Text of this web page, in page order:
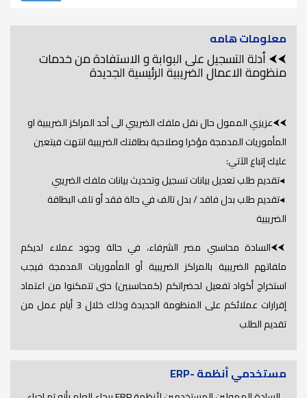
معلومات هامه
⮜⮜ أدلة التسجيل على البوابة و الاستفادة من خدمات
منظومة الاعمال الضريبية الرئيسية الجديدة
⮜⮜عزيزي الممول حال نقل ملفك الضريبي الى أحد المراكز الضريبية او
المأموريات المدمجة مؤخرا وصلاحية بطاقتك الضريبية انتهت فيتعين
عليك إتباع الآتي:
◂تقديم طلب تعديل بيانات تسجيل وتحديث بيانات ملفك الضريبي
◂تقديم طلب بدل فاقد / بدل تالف في حالة فقد أو تلف البطاقة
الضريبية
⮜⮜السادة محاسبي مصر الشرفاء، في حالة وجود عملاء لديكم
ملفاتهم الضريبية بالمراكز الضريبية أو المأموريات المدمجة فيجب
استخراج أكواد تفعيل لحضراتكم (كمحاسبين) حتى تتمكنوا من اعتماد
إقرارات عملائكم على المنظومة الجديدة وذلك خلال 3 أيام عمل من
تقديم الطلب
مستخدمي أنظمة -ERP